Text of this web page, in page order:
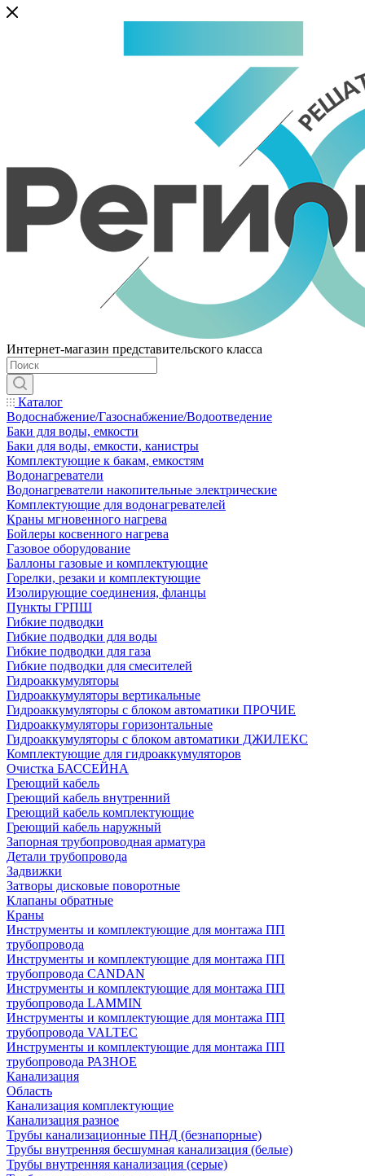
Интернет-магазин представительского класса
Каталог
Водоснабжение/Газоснабжение/Водоотведение
Баки для воды, емкости
Баки для воды, емкости, канистры
Комплектующие к бакам, емкостям
Водонагреватели
Водонагреватели накопительные электрические
Комплектующие для водонагревателей
Краны мгновенного нагрева
Бойлеры косвенного нагрева
Газовое оборудование
Баллоны газовые и комплектующие
Горелки, резаки и комплектующие
Изолирующие соединения, фланцы
Пункты ГРПШ
Гибкие подводки
Гибкие подводки для воды
Гибкие подводки для газа
Гибкие подводки для смесителей
Гидроаккумуляторы
Гидроаккумуляторы вертикальные
Гидроаккумуляторы с блоком автоматики ПРОЧИЕ
Гидроаккумуляторы горизонтальные
Гидроаккумуляторы с блоком автоматики ДЖИЛЕКС
Комплектующие для гидроаккумуляторов
Очистка БАССЕЙНА
Греющий кабель
Греющий кабель внутренний
Греющий кабель комплектующие
Греющий кабель наружный
Запорная трубопроводная арматура
Детали трубопровода
Задвижки
Затворы дисковые поворотные
Клапаны обратные
Краны
Инструменты и комплектующие для монтажа ПП
трубопровода
Инструменты и комплектующие для монтажа ПП
трубопровода CANDAN
Инструменты и комплектующие для монтажа ПП
трубопровода LAMMIN
Инструменты и комплектующие для монтажа ПП
трубопровода VALTEC
Инструменты и комплектующие для монтажа ПП
трубопровода РАЗНОЕ
Канализация
Область
Канализация комплектующие
Канализация разное
Трубы канализационные ПНД (безнапорные)
Трубы внутренняя бесшумная канализация (белые)
Трубы внутренняя канализация (серые)